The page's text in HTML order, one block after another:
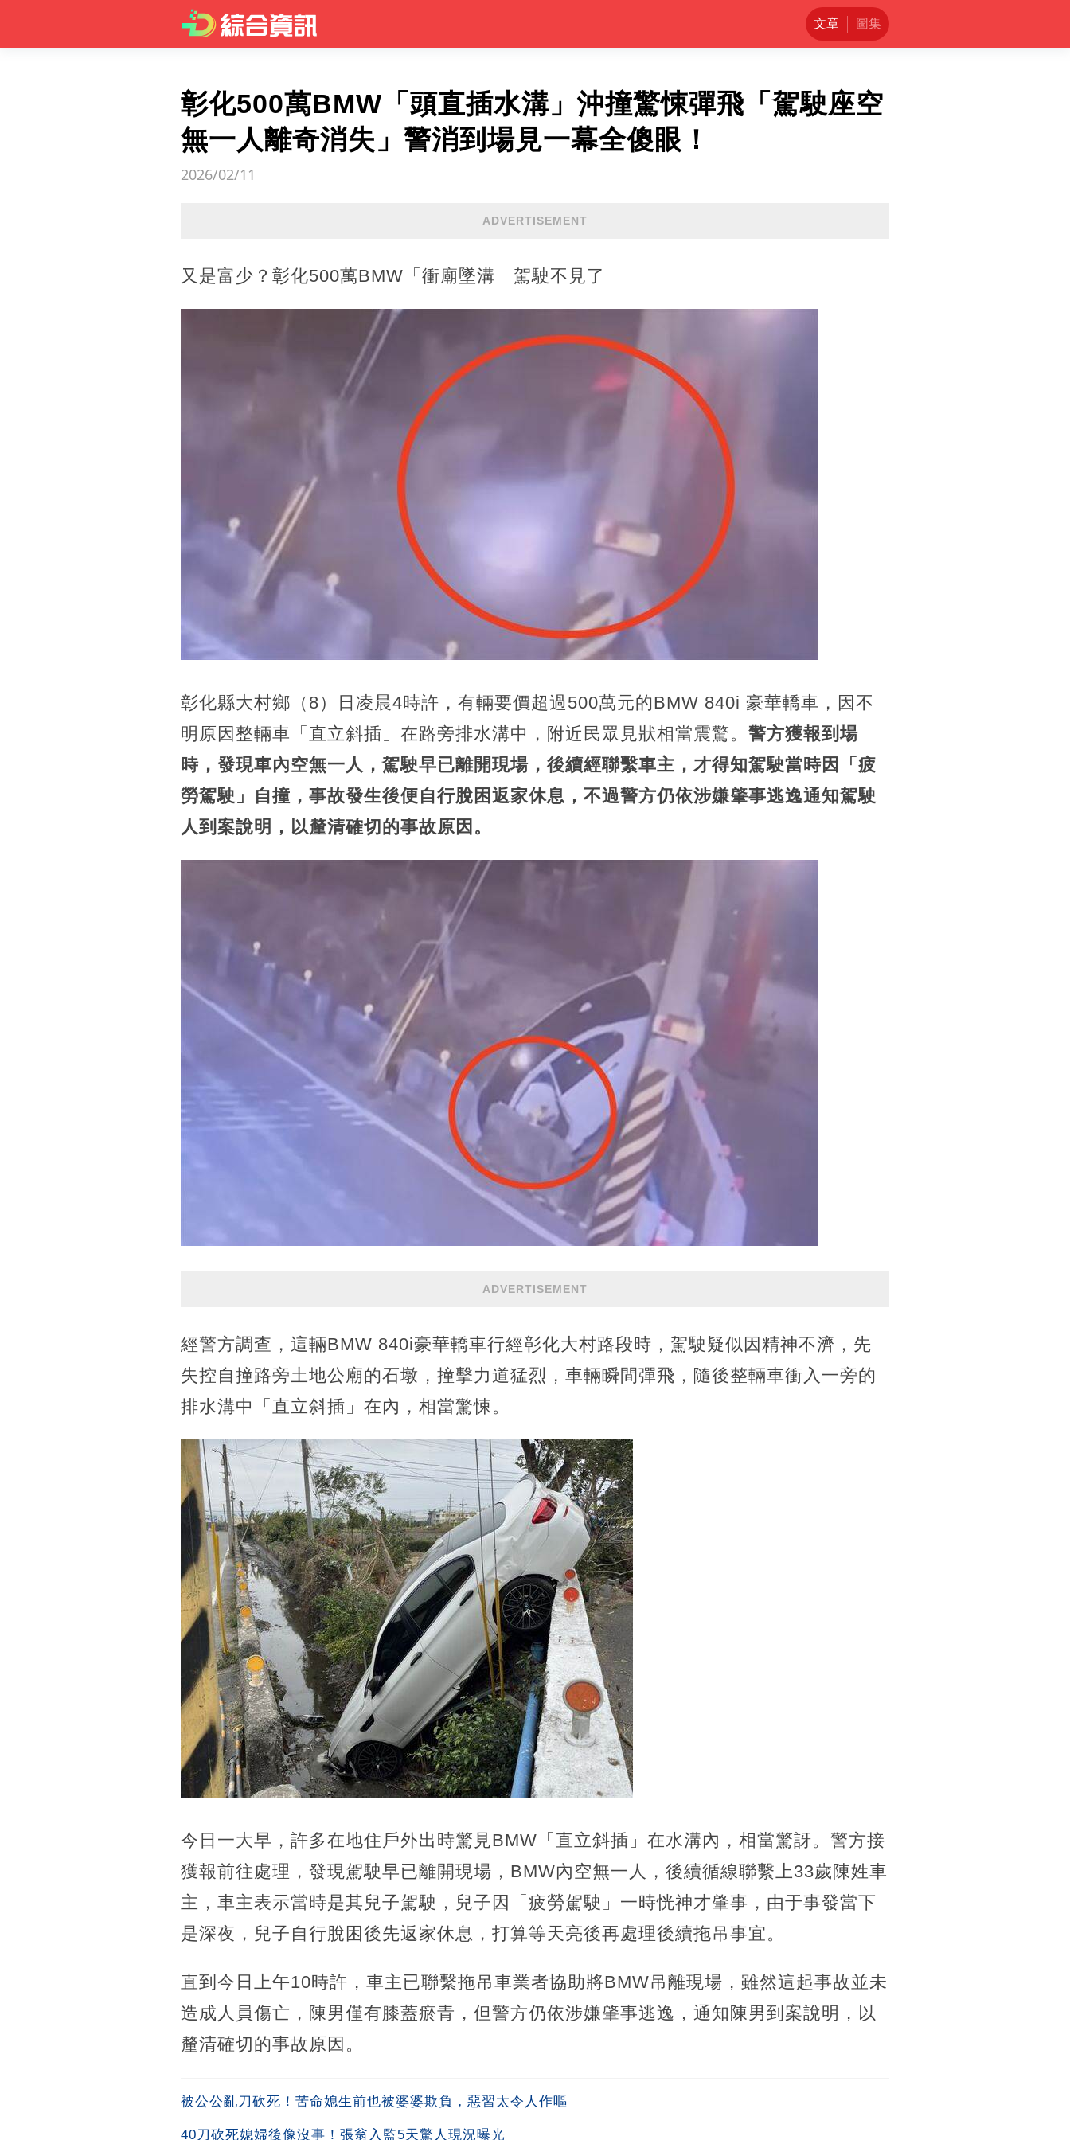
文章 圖集
彰化500萬BMW「頭直插水溝」沖撞驚悚彈飛「駕駛座空
無一人離奇消失」警消到場見一幕全傻眼！
2026/02/11
ADVERTISEMENT
又是富少？彰化500萬BMW「衝廟墜溝」駕駛不見了
彰化縣大村鄉（8）日凌晨4時許，有輛要價超過500萬元的BMW 840i 豪華轎車，因不
明原因整輛車「直立斜插」在路旁排水溝中，附近民眾見狀相當震驚。 警方獲報到場
時，發現車內空無一人，駕駛早已離開現場，後續經聯繫車主，才得知駕駛當時因「疲
勞駕駛」自撞，事故發生後便自行脫困返家休息，不過警方仍依涉嫌肇事逃逸通知駕駛
人到案說明，以釐清確切的事故原因。
ADVERTISEMENT
經警方調查，這輛BMW 840i豪華轎車行經彰化大村路段時，駕駛疑似因精神不濟，先
失控自撞路旁土地公廟的石墩，撞擊力道猛烈，車輛瞬間彈飛，隨後整輛車衝入一旁的
排水溝中「直立斜插」在內，相當驚悚。
今日一大早，許多在地住戶外出時驚見BMW「直立斜插」在水溝內，相當驚訝。警方接
獲報前往處理，發現駕駛早已離開現場，BMW內空無一人，後續循線聯繫上33歲陳姓車
主，車主表示當時是其兒子駕駛，兒子因「疲勞駕駛」一時恍神才肇事，由于事發當下
是深夜，兒子自行脫困後先返家休息，打算等天亮後再處理後續拖吊事宜。
直到今日上午10時許，車主已聯繫拖吊車業者協助將BMW吊離現場，雖然這起事故並未
造成人員傷亡，陳男僅有膝蓋瘀青，但警方仍依涉嫌肇事逃逸，通知陳男到案說明，以
釐清確切的事故原因。
被公公亂刀砍死！苦命媳生前也被婆婆欺負，惡習太令人作嘔
40刀砍死媳婦後像沒事！張翁入監5天驚人現況曝光